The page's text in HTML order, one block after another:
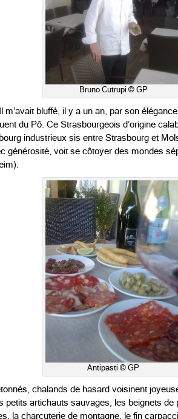
Bruno Cutrupi © GP
m’avait bluffé, il y a un an, par son
du Pô. Ce Strasbourgeois d’origine
bourg industrieux sis entre Strasbourg et
générosité, voit se côtoyer des mondes
Antipasti © GP
chalands de hasard voisinent
petits artichauts sauvages, les beignets de
la charcuterie de montagne, le fin